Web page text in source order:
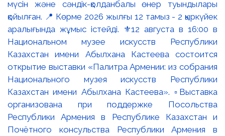
мүсін және сәндік-қолданбалы өнер туындылары
қойылған. 📍 Көрме 2026 жылғы 12 тамыз - 2 қыркүйек
аралығында жұмыс істейді. ⚜️12 августа в 16:00 в
Национальном музее искусств Республики
Казахстан имени Абылхана Кастеева состоится
открытие выставки «Палитра Армении: из собрания
Национального музея искусств Республики
Казахстан имени Абылхана Кастеева». ▫️Выставка
организована при поддержке Посольства
Республики Армения в Республике Казахстан и
Почётного консульства Республики Армения в